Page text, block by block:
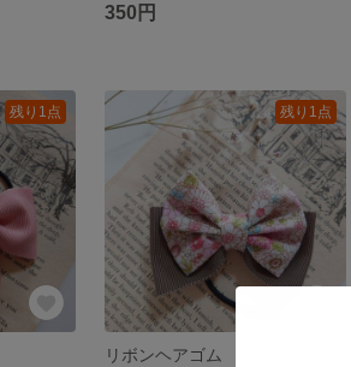
350円
残り1点 残り1点
リボンヘアゴム